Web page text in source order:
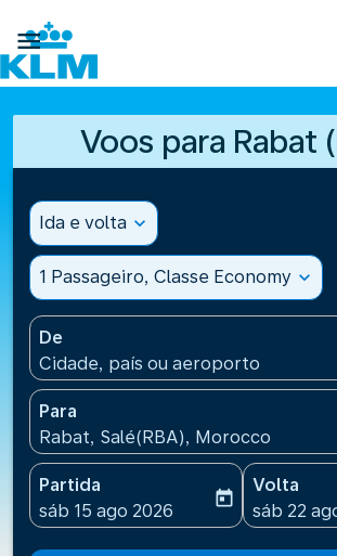

Voos para Rabat
Ida e volta expand_more
1 Passageiro, Classe Economy expand_more
De
Cidade, país ou aeroporto
Para
Rabat, Salé(RBA), Morocco
Partida
fc-booking-departure-date-aria-
sáb 15 ago 2026
today
Volta
fc-
sáb 22